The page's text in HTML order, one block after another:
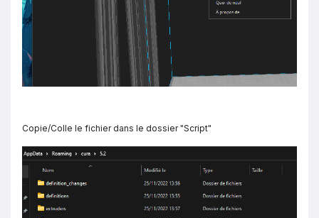
Copie/Colle le fichier dans le dossier "Script"